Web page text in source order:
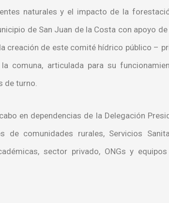
naturales y el impacto de la
de San Juan de la Costa con apoyo
creación de este comité hídrico público –
comuna, articulada para su
de turno.
en dependencias de la Delegación
de comunidades rurales, Servicios
sector privado, ONGs y